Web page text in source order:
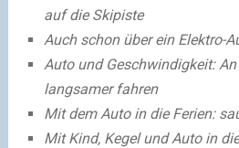
auf die Skipiste
Auch schon über ein Elektro-
Auto und Geschwindigkeit:
langsamer fahren
Mit dem Auto in die Ferien:
Mit Kind, Kegel und Auto in